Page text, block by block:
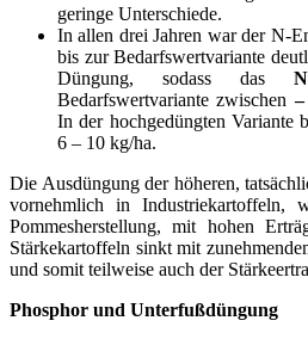
geringe Unterschiede.
In allen drei Jahren war der N-
bis zur Bedarfswertvariante
Düngung, sodass das
Bedarfswertvariante zwischen
In der hochgedüngten Variante
6 – 10 kg/ha.
Die Ausdüngung der höheren,
vornehmlich in Industriekartoffeln,
Pommesherstellung, mit hohen
Stärkekartoffeln sinkt mit
und somit teilweise auch der
Phosphor und Unterfußdüngung